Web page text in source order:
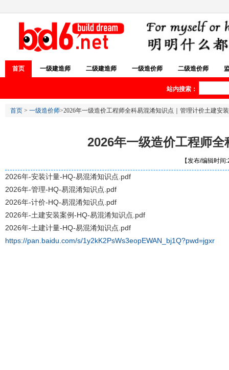
首页 一级建造师 二级建造师 一级造价师 二级造价师
站内搜索：
首页 > 一级造价师>2026年一级造价工程师全科易混淆知识点｜管理计价土建安
2026年一级造价工程师
【发布/编辑时
2026年-安装计量-HQ-易混淆知识点.pdf
2026年-管理-HQ-易混淆知识点.pdf
2026年-计价-HQ-易混淆知识点.pdf
2026年-土建安装案例-HQ-易混淆知识点.pdf
2026年-土建计量-HQ-易混淆知识点.pdf
https://pan.baidu.com/s/1y2kK2PsWs3eopEWAN_bj1Q?pwd=jgxr